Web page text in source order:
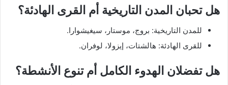
هل تحبان المدن التاريخية أم القرى الهادئة؟
للمدن التاريخية: بروج، موستار، سيغيشوارا.
للقرى الهادئة: هالشتات، إيزولا، لوفران.
هل تفضلان الهدوء الكامل أم تنوع الأنشطة؟